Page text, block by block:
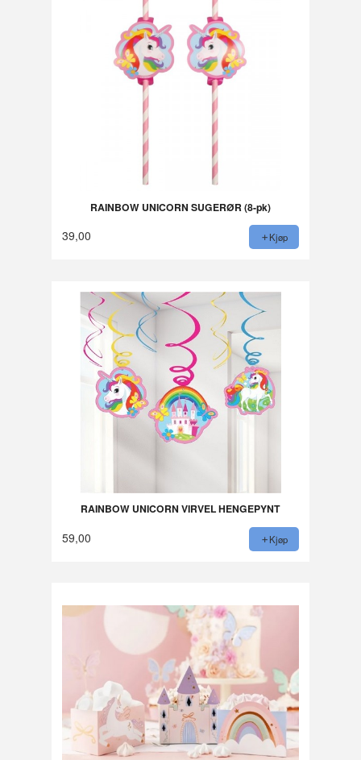
RAINBOW UNICORN SUGERØR (8-pk)
39,00 Kjøp
RAINBOW UNICORN VIRVEL HENGEPYNT
59,00 Kjøp